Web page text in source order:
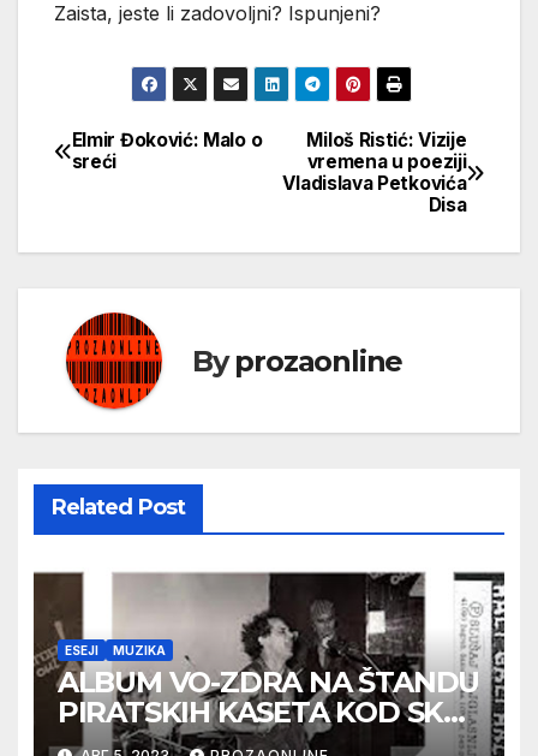
Zaista, jeste li zadovoljni? Ispunjeni?
Кретање
Miloš Ristić: Vizije
vremena u poeziji
Vladislava Petkovića
Disa
Elmir Đoković: Malo o
sreći
Byprozaonline
Related Post
ESEJI MUZIKA
ALBUM VO-ZDRA NA ŠTANDU
PIRATSKIH KASETA KOD SKC-
a